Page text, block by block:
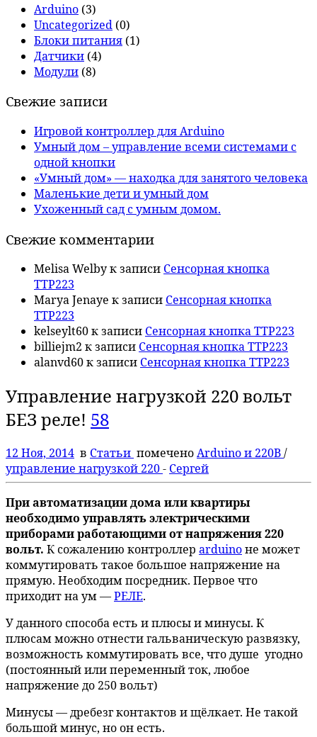
Arduino (3)
Uncategorized (0)
Блоки питания (1)
Датчики (4)
Модули (8)
Свежие записи
Игровой контроллер для Arduino
Умный дом – управление всеми системами с
одной кнопки
«Умный дом» — находка для занятого человека
Маленькие дети и умный дом
Ухоженный сад с умным домом.
Свежие комментарии
Melisa Welbyк записи Сенсорная кнопка
TTP223
Marya Jenaye к записи Сенсорная кнопка
TTP223
kelseylt60к записи Сенсорная кнопка TTP223
billiejm2 к записи Сенсорная кнопка TTP223
alanvd60к записи Сенсорная кнопка TTP223
Управление нагрузкой 220 вольт
БЕЗ реле! 58
12 Ноя, 2014 в Статьи помеченоArduino и 220В/
управление нагрузкой 220- Сергей
При автоматизации дома или квартиры
необходимо управлять электрическими
приборами работающими от напряжения 220
вольт. К сожалению контроллер arduinoне может
коммутировать такое большое напряжение на
прямую. Необходим посредник. Первое что
приходит на ум —РЕЛЕ.
У данного способа есть и плюсы и минусы. К
плюсам можно отнести гальваническую развязку,
возможность коммутировать все, что душе угодно
(постоянный или переменный ток, любое
напряжение до 250 вольт)
Минусы — дребезг контактов и щёлкает. Не такой
большой минус, но он есть.